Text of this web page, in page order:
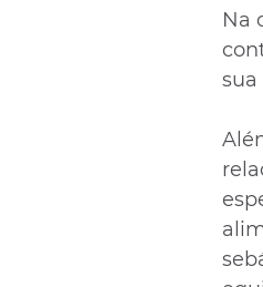
Na
sua